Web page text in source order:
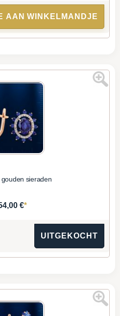
AAN WINKELMANDJE
sieraden
€*
UITGEKOCHT